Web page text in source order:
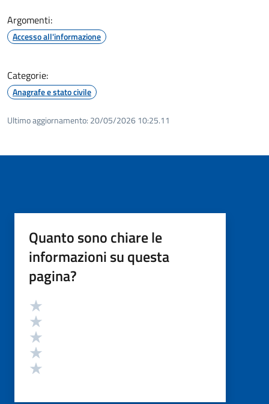
Argomenti:
Accesso all'informazione
Categorie:
Anagrafe e stato civile
Ultimo aggiornamento: 20/05/2026 10:25.11
Quanto sono chiare le
informazioni su questa
pagina?
Valutazione